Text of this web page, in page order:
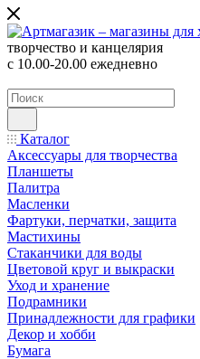
творчество и канцелярия
с 10.00-20.00 ежедневно
Каталог
Аксессуары для творчества
Планшеты
Палитра
Масленки
Фартуки, перчатки, защита
Мастихины
Стаканчики для воды
Цветовой круг и выкраски
Уход и хранение
Подрамники
Принадлежности для графики
Декор и хобби
Бумага